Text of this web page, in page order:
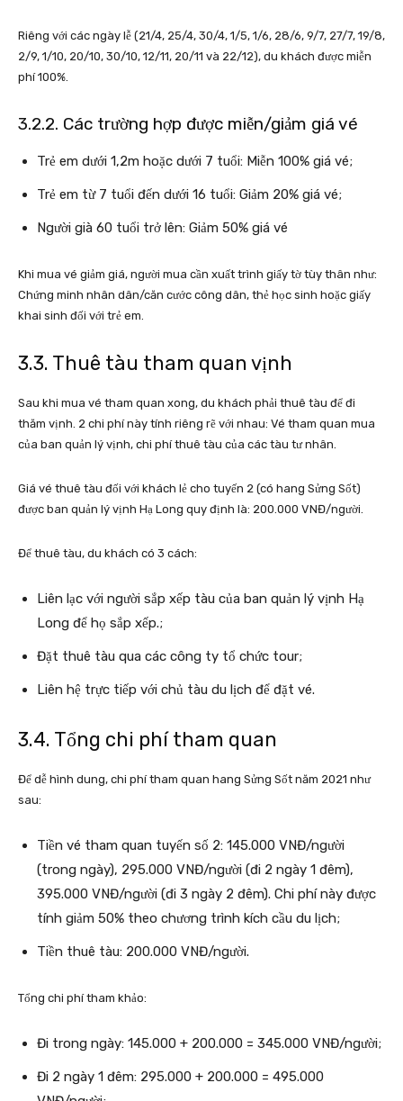
Riêng với các ngày lễ (21/4, 25/4, 30/4, 1/5, 1/6, 28/6, 9/7, 27/7, 19/8,
2/9, 1/10, 20/10, 30/10, 12/11, 20/11 và 22/12), du khách được miễn
phí 100%.
3.2.2. Các trường hợp được miễn/giảm giá vé
Trẻ em dưới 1,2m hoặc dưới 7 tuổi: Miễn 100% giá vé;
Trẻ em từ 7 tuổi đến dưới 16 tuổi: Giảm 20% giá vé;
Người già 60 tuổi trở lên: Giảm 50% giá vé
Khi mua vé giảm giá, người mua cần xuất trình giấy tờ tùy thân như:
Chứng minh nhân dân/căn cước công dân, thẻ học sinh hoặc giấy
khai sinh đối với trẻ em.
3.3. Thuê tàu tham quan vịnh
Sau khi mua vé tham quan xong, du khách phải thuê tàu để đi
thăm vịnh. 2 chi phí này tính riêng rẽ với nhau: Vé tham quan mua
của ban quản lý vịnh, chi phí thuê tàu của các tàu tư nhân.
Giá vé thuê tàu đối với khách lẻ cho tuyến 2 (có hang Sửng Sốt)
được ban quản lý vịnh Hạ Long quy định là: 200.000 VNĐ/người.
Để thuê tàu, du khách có 3 cách:
Liên lạc với người sắp xếp tàu của ban quản lý vịnh Hạ
Long để họ sắp xếp.;
Đặt thuê tàu qua các công ty tổ chức tour;
Liên hệ trực tiếp với chủ tàu du lịch để đặt vé.
3.4. Tổng chi phí tham quan
Để dễ hình dung, chi phí tham quan hang Sửng Sốt năm 2021 như
sau:
Tiền vé tham quan tuyến số 2: 145.000 VNĐ/người
(trong ngày), 295.000 VNĐ/người (đi 2 ngày 1 đêm),
395.000 VNĐ/người (đi 3 ngày 2 đêm). Chi phí này được
tính giảm 50% theo chương trình kích cầu du lịch;
Tiền thuê tàu: 200.000 VNĐ/người.
Tổng chi phí tham khảo:
Đi trong ngày: 145.000 + 200.000 = 345.000 VNĐ/người;
Đi 2 ngày 1 đêm: 295.000 + 200.000 = 495.000